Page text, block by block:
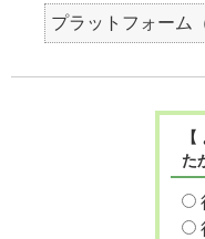
プラットフォーム
た